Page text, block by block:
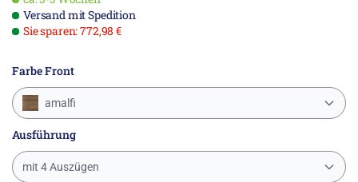
Versand mit Spedition
Sie sparen: 772,98 €
Farbe Front
amalfi
Ausführung
mit 4 Auszügen